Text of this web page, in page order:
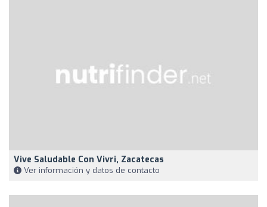
Vive Saludable Con Vivri, Zacatecas
Ver información y datos de contacto